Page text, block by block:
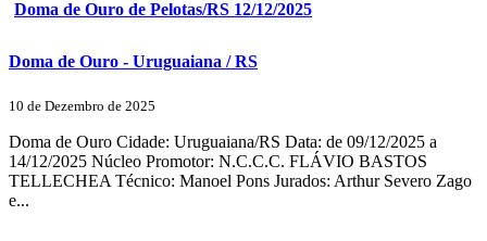
Doma de Ouro de Pelotas/RS 12/12/2025
Doma de Ouro - Uruguaiana / RS
10 de Dezembro de 2025
Doma de Ouro Cidade: Uruguaiana/RS Data: de 09/12/2025 a
14/12/2025 Núcleo Promotor: N.C.C.C. FLÁVIO BASTOS
TELLECHEA Técnico: Manoel Pons Jurados: Arthur Severo Zago
e...